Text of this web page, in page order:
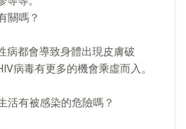
關嗎？
病都會導致身體出現皮膚破
病毒有更多的機會乘虛而入。
活有被感染的危險嗎？